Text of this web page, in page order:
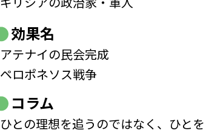
効果名
アテナイの民会完成
ペロポネソス戦争
コラム
ひとの理想を追うのではなく、ひと